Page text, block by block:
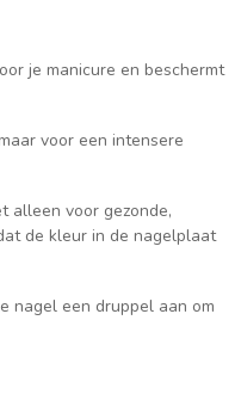
je manicure en beschermt
voor een intensere
alleen voor gezonde,
de kleur in de nagelplaat
nagel een druppel aan om